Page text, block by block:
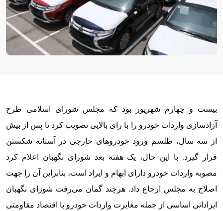
بیست و چهارم شهریور بود که مجلس شورای اسلامی طرح
آزادسازی واردات خودرو را با رای بالایی تصویب کرد تا پس از بیش
از سه سال، طلسم ورود خودروهای خارجی در آستانه شکستن
قرار گیرد. با این حال، یک هفته بعد شورای نگهبان اعلام کرد
مصوبه واردات خودرو دارای ابهام و ایراد است، بنابراین آن را جهت
اصلاح به مجلس ارجاع داد. هرچند گمان می‌رفت شورای نگهبان
ایراداتی اساسی از جمله مغایرت واردات خودرو با اقتصاد مقاومتی